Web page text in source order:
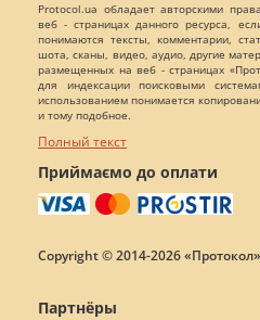
Protocol.ua обладает авторскими
веб - страницах данного ресурса,
понимаются тексты, комментарии,
шота, сканы, видео, аудио, другие
размещенных на веб - страницах
для индексации поисковыми
использованием понимается
и тому подобное.
Полный текст
Приймаємо до оплати
Copyright © 2014-2026
Партнёры